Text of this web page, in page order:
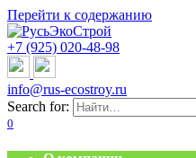
Перейти к содержанию
+7 (925) 020-48-98
info@rus-ecostroy.ru
Search for:
0